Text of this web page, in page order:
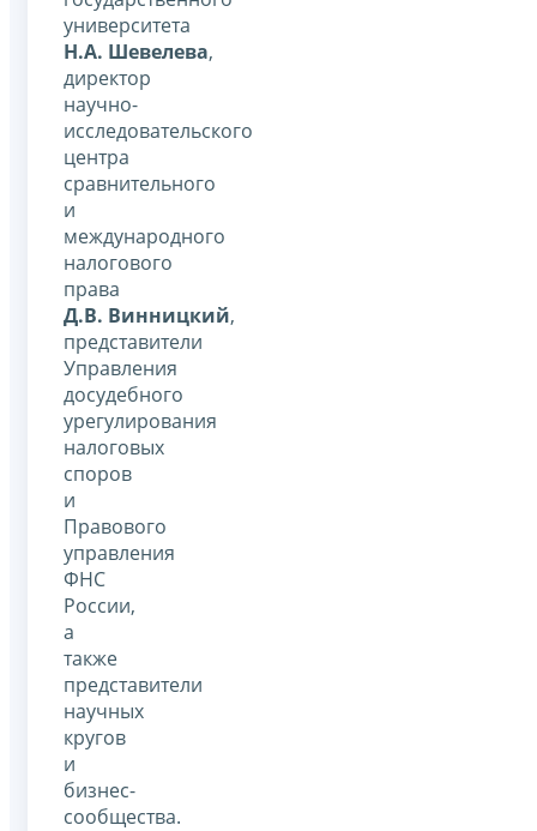
университета
Н.А. Шевелева,
директор
научно-
исследовательского
центра
сравнительного
и
международного
налогового
права
Д.В. Винницкий,
представители
Управления
досудебного
урегулирования
налоговых
споров
и
Правового
управления
ФНС
России,
а
также
представители
научных
кругов
и
бизнес-
сообщества.